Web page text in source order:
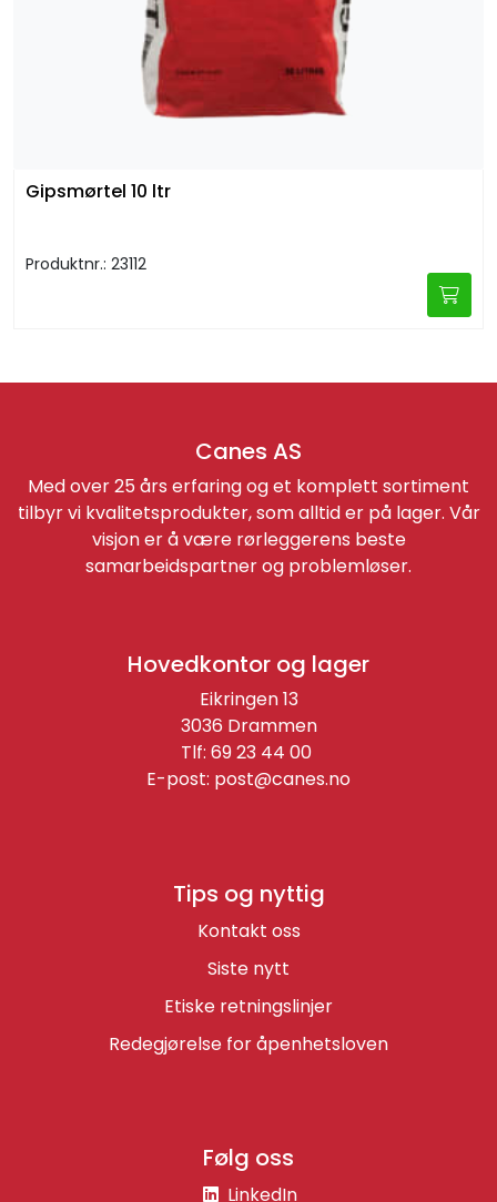
Gipsmørtel 10 ltr
Produktnr.: 23112
Canes AS
Med over 25 års erfaring og et komplett sortiment
tilbyr vi kvalitetsprodukter, som alltid er på lager. Vår
visjon er å være rørleggerens beste
samarbeidspartner og problemløser.
Tips og nyttig
Kontakt oss
Siste nytt
Etiske retningslinjer
Redegjørelse for åpenhetsloven
Følg oss
LinkedIn
Hovedkontor og lager
Eikringen 13
3036 Drammen
Tlf: 69 23 44 00
E-post: post@canes.no